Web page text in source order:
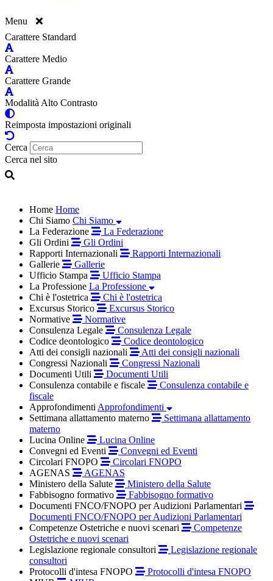
Menu
Carattere Standard
Carattere Medio
Carattere Grande
Modalità Alto Contrasto
Reimposta impostazioni originali
Cerca
Cerca nel sito
Home Home
Chi Siamo Chi Siamo
La Federazione
La Federazione
Gli Ordini
Gli Ordini
Rapporti Internazionali
Rapporti Internazionali
Gallerie
Gallerie
Ufficio Stampa
Ufficio Stampa
La Professione La Professione
Chi è l'ostetrica
Chi è l'ostetrica
Excursus Storico
Excursus Storico
Normative
Normative
Consulenza Legale
Consulenza Legale
Codice deontologico
Codice deontologico
Atti dei consigli nazionali
Atti dei consigli nazionali
Congressi Nazionali
Congressi Nazionali
Documenti Utili
Documenti Utili
Consulenza contabile e fiscale
Consulenza contabile e
fiscale
Approfondimenti Approfondimenti
Settimana allattamento materno
Settimana allattamento
materno
Lucina Online
Lucina Online
Convegni ed Eventi
Convegni ed Eventi
Circolari FNOPO
Circolari FNOPO
AGENAS
AGENAS
Ministero della Salute
Ministero della Salute
Fabbisogno formativo
Fabbisogno formativo
Documenti FNCO/FNOPO per Audizioni Parlamentari
Documenti FNCO/FNOPO per Audizioni Parlamentari
Competenze Ostetriche e nuovi scenari
Competenze
Ostetriche e nuovi scenari
Legislazione regionale consultori
Legislazione regionale
consultori
Protocolli d'intesa FNOPO
Protocolli d'intesa FNOPO